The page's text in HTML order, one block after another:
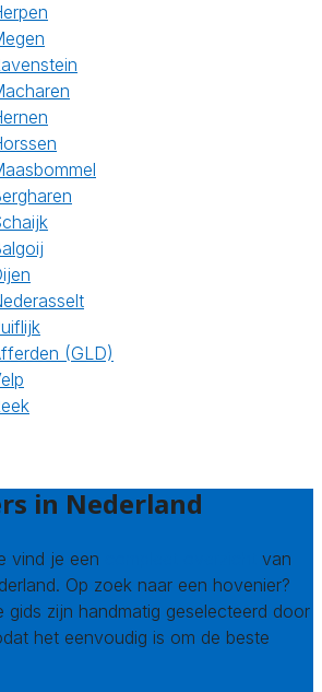
(GLD)
in Nederland
vind je een
van
Op zoek naar een hovenier?
gids zijn handmatig geselecteerd door
het eenvoudig is om de beste